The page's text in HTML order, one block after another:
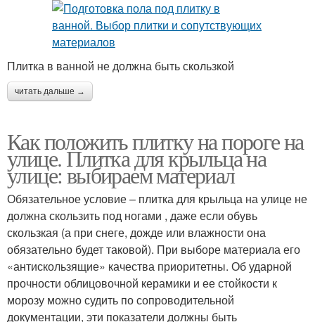
Плитка в ванной не должна быть скользкой
читать дальше →
Как положить плитку на пороге на
улице. Плитка для крыльца на
улице: выбираем материал
Обязательное условие – плитка для крыльца на улице не
должна скользить под ногами , даже если обувь
скользкая (а при снеге, дожде или влажности она
обязательно будет таковой). При выборе материала его
«антискользящие» качества приоритетны. Об ударной
прочности облицовочной керамики и ее стойкости к
морозу можно судить по сопроводительной
документации, эти показатели должны быть